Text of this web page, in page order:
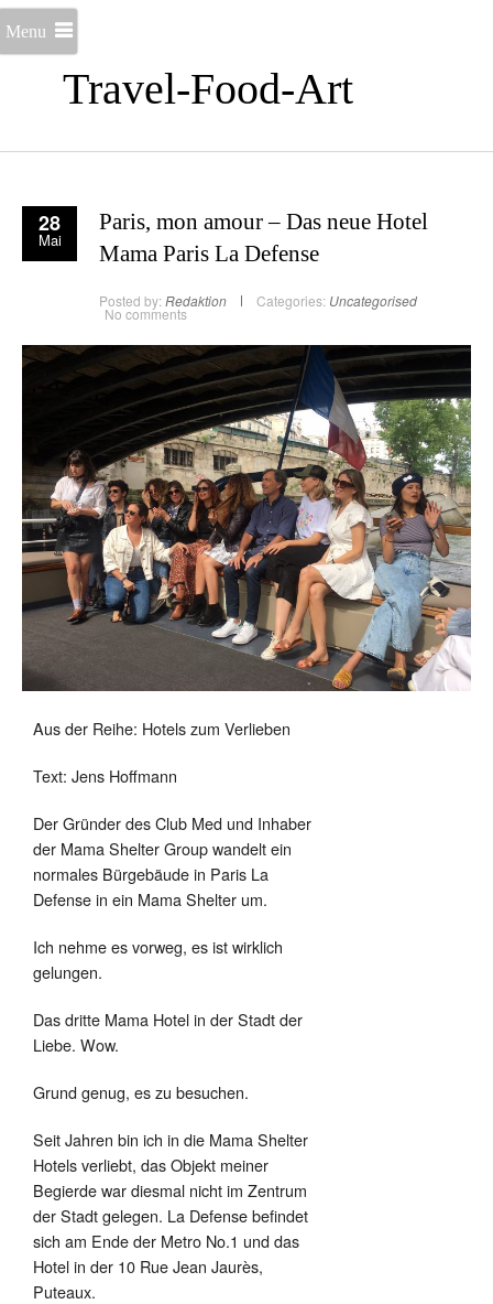
Travel-Food-Art
Menu
28
Mai
Paris, mon amour – Das neue Hotel
Mama Paris La Defense
Posted by: Redaktion Categories: Uncategorised
No comments
Aus der Reihe: Hotels zum Verlieben
Text: Jens Hoffmann
Der Gründer des Club Med und Inhaber
der Mama Shelter Group wandelt ein
normales Bürgebäude in Paris La
Defense in ein Mama Shelter um.
Ich nehme es vorweg, es ist wirklich
gelungen.
Das dritte Mama Hotel in der Stadt der
Liebe. Wow.
Grund genug, es zu besuchen.
Seit Jahren bin ich in die Mama Shelter
Hotels verliebt, das Objekt meiner
Begierde war diesmal nicht im Zentrum
der Stadt gelegen. La Defense befindet
sich am Ende der Metro No.1 und das
Hotel in der 10 Rue Jean Jaurès,
Puteaux.